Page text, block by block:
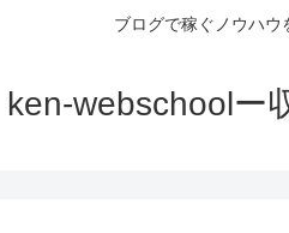
ブログで稼ぐノウハウ
ken-webschoolー